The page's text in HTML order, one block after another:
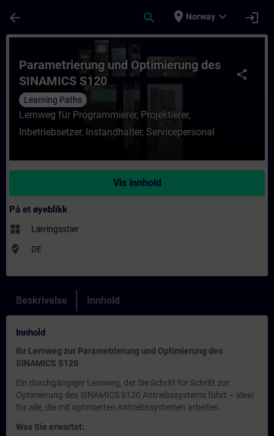
arrow_back search place Norway expand_more login
Kurs - Parametrierung und Optimierung
share
Parametrierung und Optimierung des
SINAMICS S120
Learning Paths
Lernweg für Programmierer, Projektierer,
Inbetriebsetzer, Instandhalter, Servicepersonal
Vis innhold
På et øyeblikk
widgets Læringsstier
where_to_vote DE
Beskrivelse Innhold
Innhold
Ihr Lernweg zur Parametrierung und Optimierung des
SINAMICS S120
Ein durchgängiger Lernweg, der Sie Schritt für Schritt zur
Optimierung des SINAMICS S120 Antriebssystems führt – ideal
für alle, die mit optimierten Antriebssystemen arbeiten.
Was Sie erwartet: